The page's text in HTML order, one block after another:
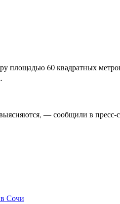
площадью 60 квадратных
— сообщили в
Сочи